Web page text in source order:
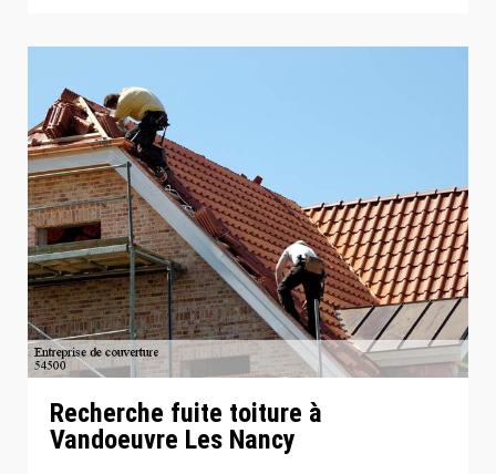
Recherche fuite toiture à
Vandoeuvre Les Nancy